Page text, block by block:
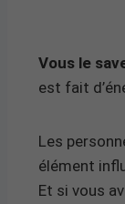
Vous le
est fait
Les
élément
Et si vous